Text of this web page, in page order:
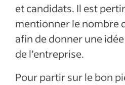
et candidats. Il est
mentionner le nombre
afin de donner une
de l’entreprise.
Pour partir sur le bon